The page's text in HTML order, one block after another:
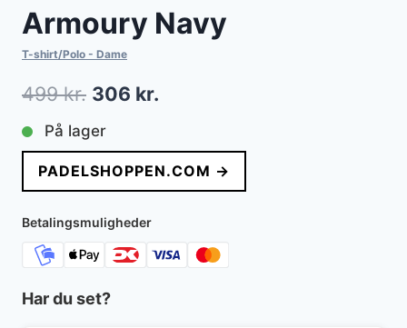
Armoury Navy
T-shirt/Polo - Dame
499kr. Den
oprindelige
pris
var:
499 kr..
306 kr.
pris
er:
På lager
PADELSHOPPEN.COM →
Betalingsmuligheder
Har du set?